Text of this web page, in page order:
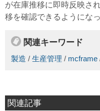
が在庫推移に即時反映さ
移を確認できるようになっ
関連キーワード
製造 / 生産管理 / mcframe
関連記事